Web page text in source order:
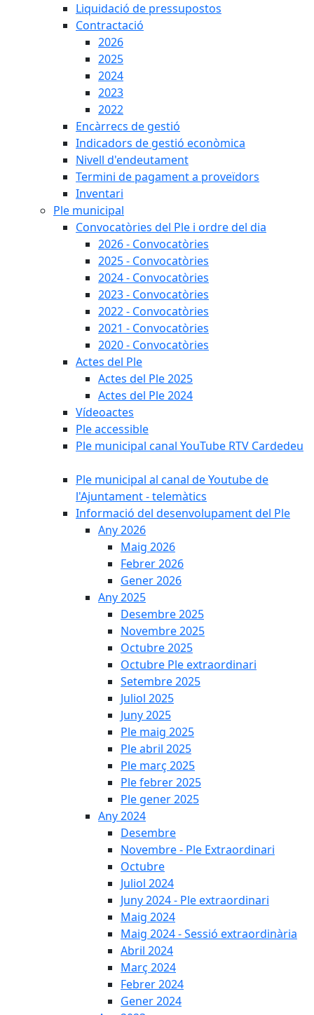
Liquidació de pressupostos
Contractació
2026
2025
2024
2023
2022
Encàrrecs de gestió
Indicadors de gestió econòmica
Nivell d'endeutament
Termini de pagament a proveïdors
Inventari
Ple municipal
Convocatòries del Ple i ordre del dia
2026 - Convocatòries
2025 - Convocatòries
2024 - Convocatòries
2023 - Convocatòries
2022 - Convocatòries
2021 - Convocatòries
2020 - Convocatòries
Actes del Ple
Actes del Ple 2025
Actes del Ple 2024
Vídeoactes
Ple accessible
Ple municipal canal YouTube RTV Cardedeu
Ple municipal al canal de Youtube de
l'Ajuntament - telemàtics
Informació del desenvolupament del Ple
Any 2026
Maig 2026
Febrer 2026
Gener 2026
Any 2025
Desembre 2025
Novembre 2025
Octubre 2025
Octubre Ple extraordinari
Setembre 2025
Juliol 2025
Juny 2025
Ple maig 2025
Ple abril 2025
Ple març 2025
Ple febrer 2025
Ple gener 2025
Any 2024
Desembre
Novembre - Ple Extraordinari
Octubre
Juliol 2024
Juny 2024 - Ple extraordinari
Maig 2024
Maig 2024 - Sessió extraordinària
Abril 2024
Març 2024
Febrer 2024
Gener 2024